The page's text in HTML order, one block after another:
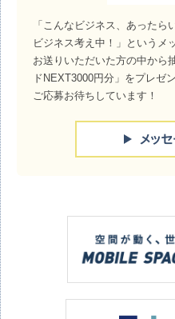
「こんなビジネス、あった
ビジネス考え中！」というメ
お送りいただいた方の中から
ドNEXT3000円分」をプレゼン
ご応募お待ちしています！